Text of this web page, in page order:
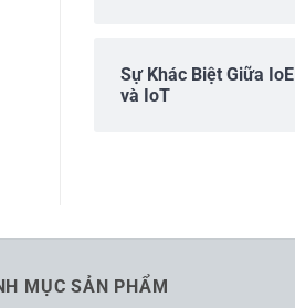
Sự Khác Biệt Giữa IoE
và IoT
MỤC SẢN PHẨM